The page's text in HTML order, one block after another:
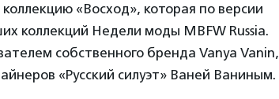
«Восход», которая по версии
коллекций Недели моды MBFW Russia.
собственного бренда Vanya Vanin,
«Русский силуэт» Ваней Ваниным.